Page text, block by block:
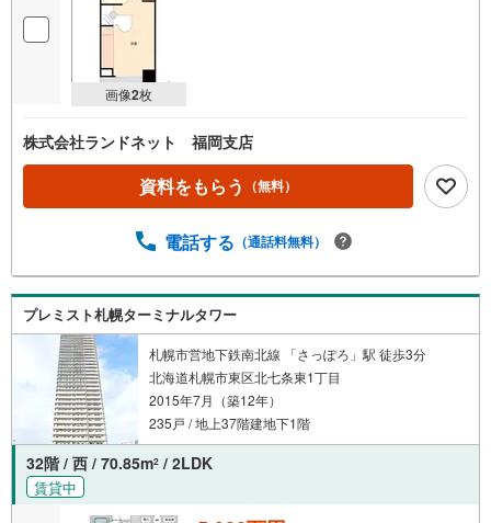
画像2枚
株式会社ランドネット 福岡支店
資料をもらう （無料）
電話する （通話料無料）
プレミスト札幌ターミナルタワー
札幌市営地下鉄南北線 「さっぽろ」駅 徒歩3分
北海道札幌市東区北七条東1丁目
2015年7月（築12年）
235戸 / 地上37階建地下1階
32階 / 西 / 70.85m2 / 2LDK
賃貸中